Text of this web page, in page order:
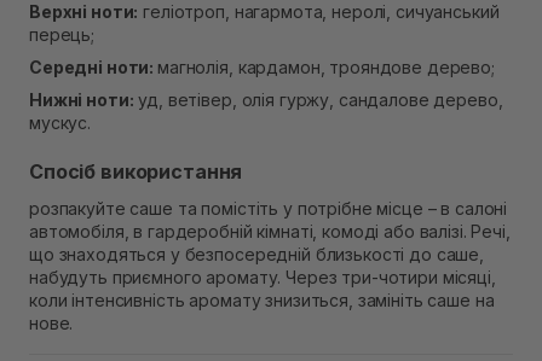
Верхні ноти: геліотроп, нагармота, неролі, сичуанський
перець;
Середні ноти: магнолія, кардамон, трояндове дерево;
Нижні ноти: уд, ветівер, олія гуржу, сандалове дерево,
мускус.
Спосіб використання
розпакуйте саше та помістіть у потрібне місце – в салоні
автомобіля, в гардеробній кімнаті, комоді або валізі. Речі,
що знаходяться у безпосередній близькості до саше,
набудуть приємного аромату. Через три-чотири місяці,
коли інтенсивність аромату знизиться, замініть саше на
нове.